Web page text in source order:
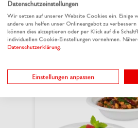
Datenschutzeinstellungen
Wir setzen auf unserer Website Cookies ein. Einige
andere uns helfen unser Onlineangebot zu
können dies akzeptieren oder per Klick auf die
individuellen Cookie-Einstellungen vornehmen.
Datenschutzerklärung.
Einstellungen anpassen